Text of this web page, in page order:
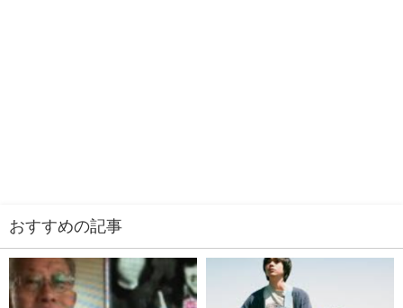
おすすめの記事